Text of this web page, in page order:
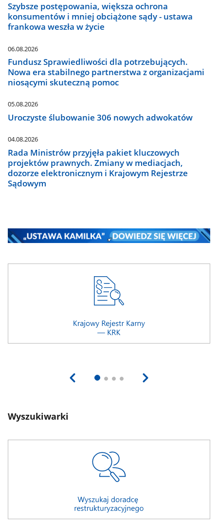
Szybsze postępowania, większa ochrona
konsumentów i mniej obciążone sądy - ustawa
frankowa weszła w życie
06.08.2026
Fundusz Sprawiedliwości dla potrzebujących.
Nowa era stabilnego partnerstwa z organizacjami
niosącymi skuteczną pomoc
05.08.2026
Uroczyste ślubowanie 306 nowych adwokatów
04.08.2026
Rada Ministrów przyjęła pakiet kluczowych
projektów prawnych. Zmiany w mediacjach,
dozorze elektronicznym i Krajowym Rejestrze
Sądowym
Wyszukiwarki